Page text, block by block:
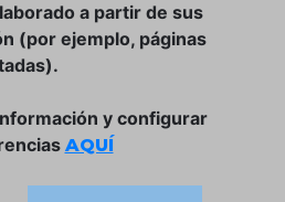
Ciutadella
a partir de sus
(por ejemplo, páginas
y configurar
AQUÍ